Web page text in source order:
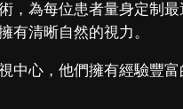
為每位患者量身定制最
清晰自然的視力。
中心，他們擁有經驗豐